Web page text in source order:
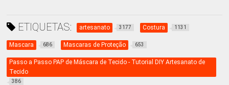
ETIQUETAS: artesanato 3177 Costura 1131
Mascara 686 Mascaras de Proteção 653
Passo a Passo PAP de Máscara de Tecido - Tutorial DIY Artesanato de
Tecido
386